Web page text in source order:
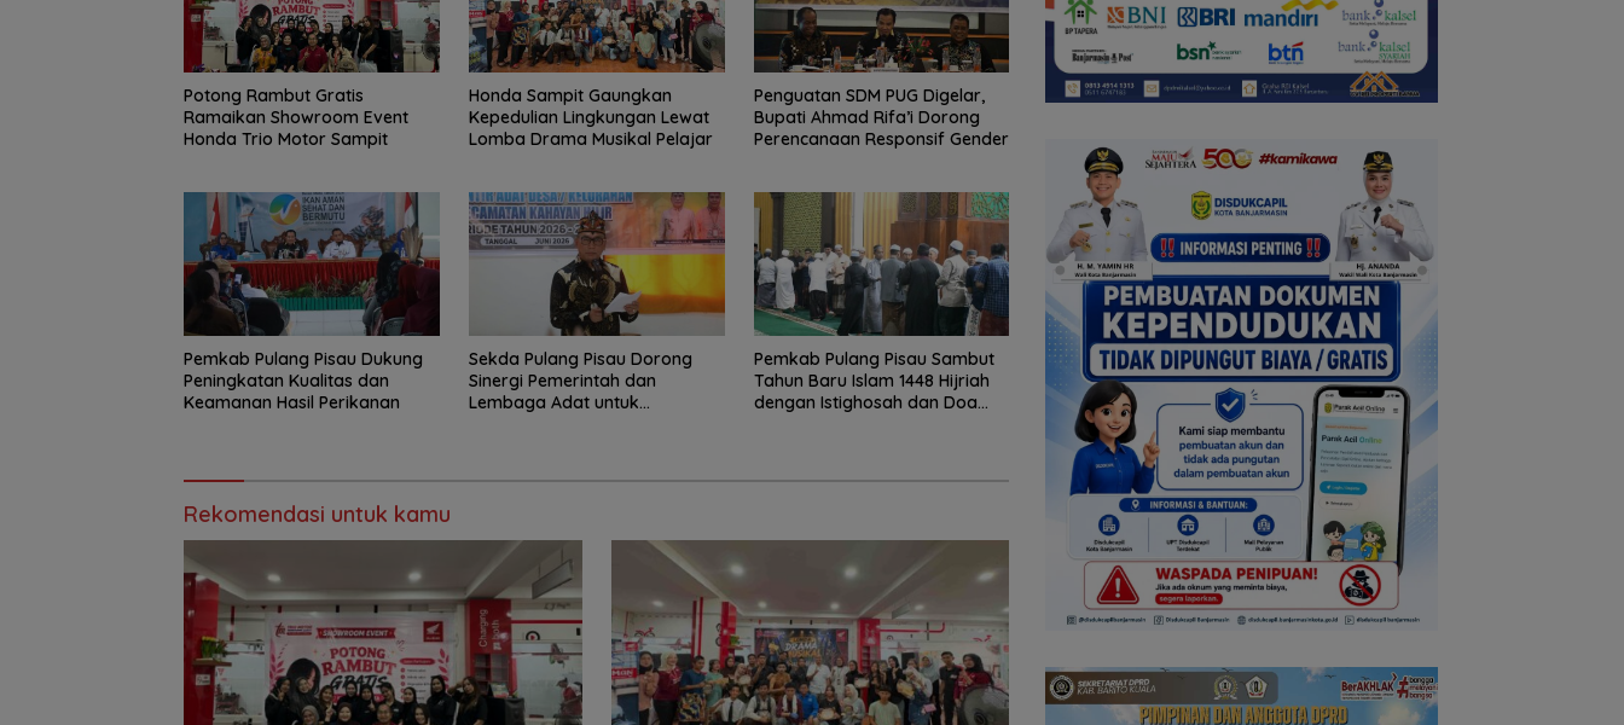
Potong Rambut Gratis
Ramaikan Showroom Event
Honda Trio Motor Sampit
Honda Sampit Gaungkan
Kepedulian Lingkungan Lewat
Lomba Drama Musikal Pelajar
Penguatan SDM PUG Digelar,
Bupati Ahmad Rifa’i Dorong
Perencanaan Responsif Gender
Pemkab Pulang Pisau Dukung
Peningkatan Kualitas dan
Keamanan Hasil Perikanan
Sekda Pulang Pisau Dorong
Sinergi Pemerintah dan
Lembaga Adat untuk
Pemkab Pulang Pisau Sambut
Tahun Baru Islam 1448 Hijriah
dengan Istighosah dan Doa
Rekomendasi untuk kamu